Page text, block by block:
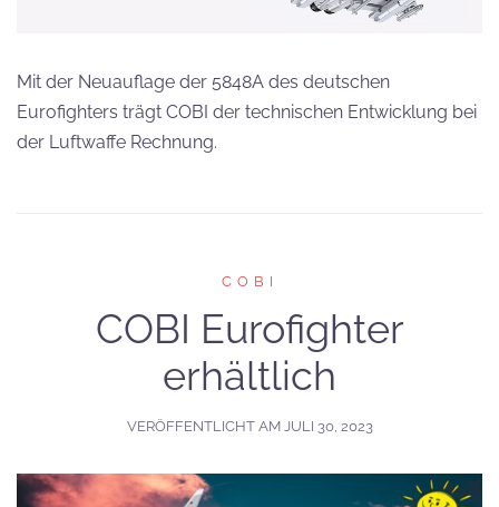
Mit der Neuauflage der 5848A des deutschen
Eurofighters trägt COBI der technischen Entwicklung bei
der Luftwaffe Rechnung.
COBI
COBI Eurofighter
erhältlich
VERÖFFENTLICHT AM JULI 30, 2023